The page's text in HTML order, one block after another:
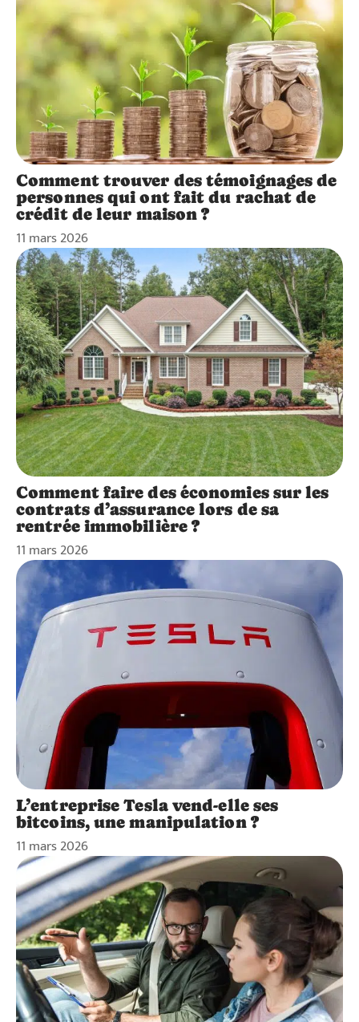
Comment trouver des témoignages de
personnes qui ont fait du rachat de
crédit de leur maison ?
11 mars 2026
Comment faire des économies sur les
contrats d’assurance lors de sa
rentrée immobilière ?
11 mars 2026
L’entreprise Tesla vend-elle ses
bitcoins, une manipulation ?
11 mars 2026